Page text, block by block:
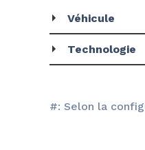
Véhicule
Technologie
#: Selon la